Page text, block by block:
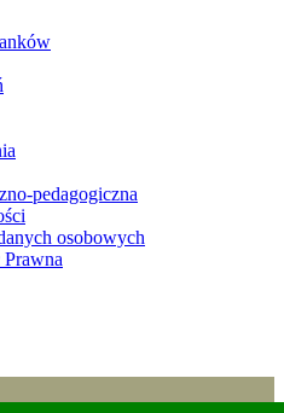
pedagogiczna
osobowych
Prawna